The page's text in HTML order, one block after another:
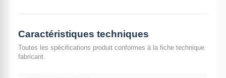
Caractéristiques techniques
Toutes les spécifications produit conformes à la fiche technique
fabricant.